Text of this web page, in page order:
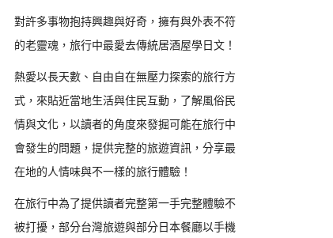
對許多事物抱持興趣與好奇，擁有與外表不符
的老靈魂，旅行中最愛去傳統居酒屋學日文！
熱愛以長天數、自由自在無壓力探索的旅行方
式，來貼近當地生活與住民互動，了解風俗民
情與文化，以讀者的角度來發掘可能在旅行中
會發生的問題，提供完整的旅遊資訊，分享最
在地的人情味與不一樣的旅行體驗！
在旅行中為了提供讀者完整第一手完整體驗不
被打擾，部分台灣旅遊與部分日本餐廳以手機